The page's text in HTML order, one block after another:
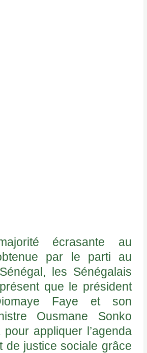
écrasante au
par le parti au
les Sénégalais
que le président
Faye et son
Ousmane Sonko
pour appliquer l’agenda
de justice sociale grâce